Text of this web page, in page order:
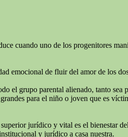
cuando uno de los progenitores
emocional de fluir del amor de los
el grupo parental alienado, tanto
para el niño o joven que es
jurídico y vital es el bienestar
y jurídico a casa nuestra.